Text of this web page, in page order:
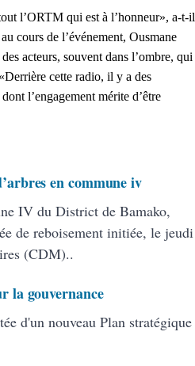
l’ORTM qui est à l’honneur», a-t-il
cours de l’événement, Ousmane
acteurs, souvent dans l’ombre, qui
cette radio, il y a des
l’engagement mérite d’être
en commune iv
IV du District de Bamako,
de reboisement initiée, le jeudi
(CDM)..
la gouvernance
d'un nouveau Plan stratégique